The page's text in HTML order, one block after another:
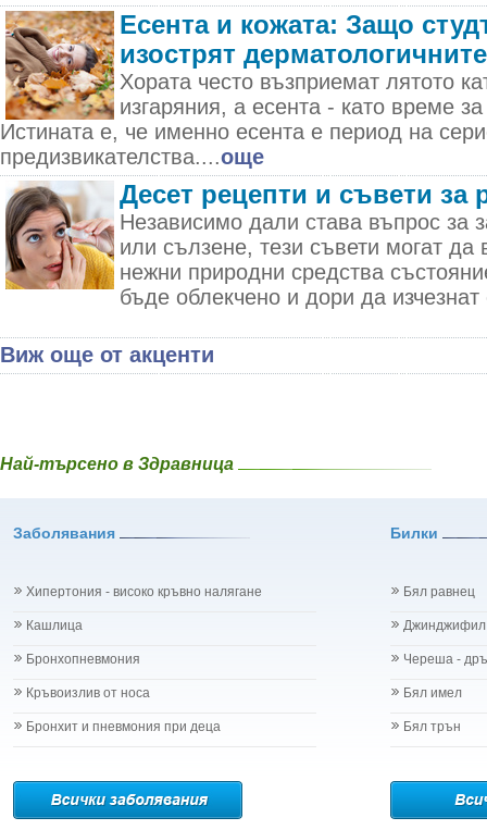
Есента и кожата: Защо
изострят
Хората често възприемат лятото
изгаряния, а есента - като време
Истината е, че именно есента е период на
предизвикателства....още
Десет рецепти и съвети за
Независимо дали става въпрос за
или сълзене, тези съвети могат
нежни природни средства
бъде облекчено и дори да
Виж още от акценти
Най-търсено в Здравница
Заболявания Билки
Хипертония - високо кръвно налягане
Кашлица
Бронхопневмония
Кръвоизлив от носа
Бронхит и пневмония при деца
Бял равнец
Джинджифил
Череша -
Бял имел
Бял трън